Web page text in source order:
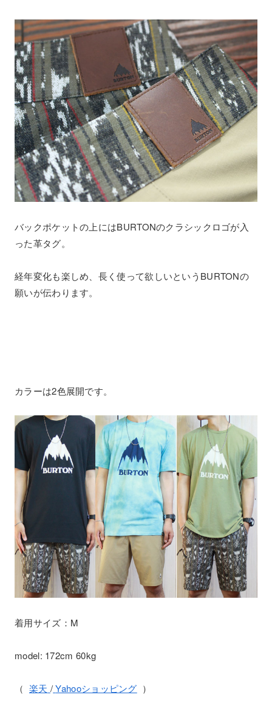
バックポケットの上にはBURTONのクラシックロゴが入
った革タグ。
経年変化も楽しめ、長く使って欲しいというBURTONの
願いが伝わります。
カラーは2色展開です。
着用サイズ：M
model: 172cm 60kg
（ 楽天 / Yahooショッピング ）